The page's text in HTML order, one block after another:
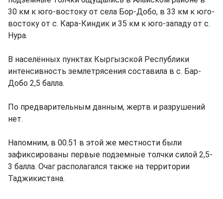
30 км к юго-востоку от села Бор-Добо, в 33 км к юго-
востоку от с. Кара-Киндик и 35 км к юго-западу от с.
Нура.
В населённых пунктах Кыргызской Республики
интенсивность землетрясения составила в с. Бар-
Добо 2,5 балла.
По предварительным данным, жертв и разрушений
нет.
Напомним, в 00.51 в этой же местности были
зафиксированы первые подземные толчки силой 2,5-
3 балла. Очаг располагался также на территории
Таджикистана.